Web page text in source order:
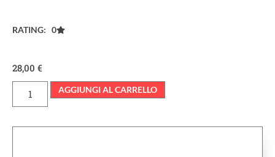
RATING: 0
28,00 €
AGGIUNGI AL CARRELLO